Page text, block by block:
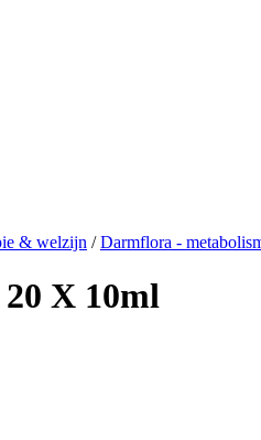
& welzijn / Darmflora -
X 10ml